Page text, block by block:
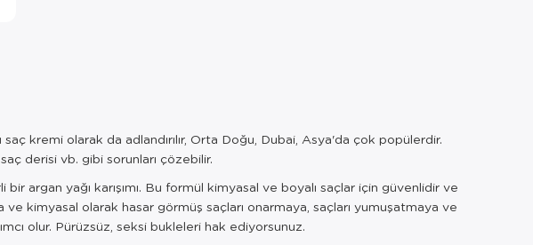
kremi olarak da adlandırılır, Orta Doğu, Dubai, Asya'da çok popülerdir.
derisi vb. gibi sorunları çözebilir.
bir argan yağı karışımı. Bu formül kimyasal ve boyalı saçlar için güvenlidir ve
kimyasal olarak hasar görmüş saçları onarmaya, saçları yumuşatmaya ve
olur. Pürüzsüz, seksi bukleleri hak ediyorsunuz.